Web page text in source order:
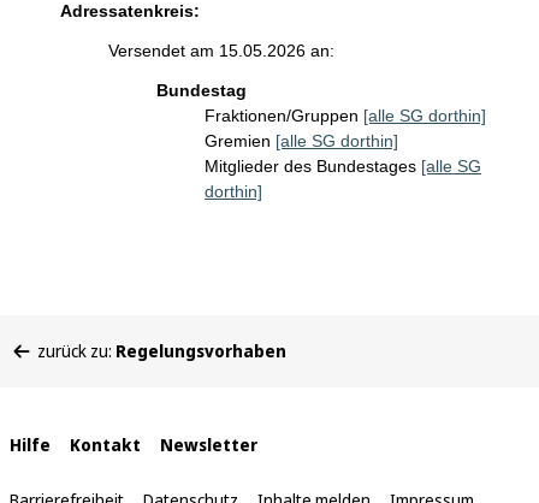
Adressatenkreis:
Versendet am 15.05.2026 an:
Bundestag
Fraktionen/Gruppen [alle SG dorthin]
Gremien [alle SG dorthin]
Mitglieder des Bundestages [alle SG
dorthin]
befinden
zurück zu: Regelungsvorhaben
Interne
Links
Hilfe Kontakt Newsletter